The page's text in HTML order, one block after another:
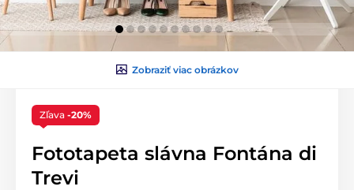
Zobraziť viac obrázkov
Zľava -20%
Fototapeta slávna Fontána di
Trevi